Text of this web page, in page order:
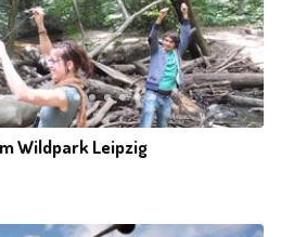
Wildpark Leipzig